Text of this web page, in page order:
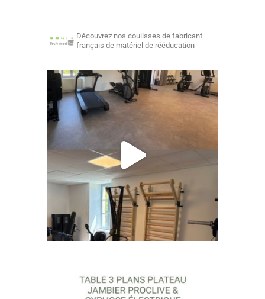
Découvrez nos coulisses de fabricant
français de matériel de rééducation